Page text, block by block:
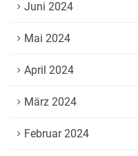
Juni 2024
Mai 2024
April 2024
März 2024
Februar 2024